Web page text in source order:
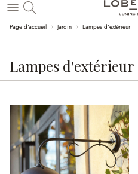
Revenir au contenu principal
Page d'accueil Jardin Lampes d'extérieur
Lampes d'extérieur